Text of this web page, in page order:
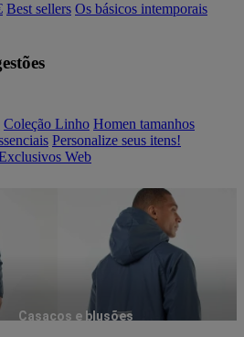
Best sellers Os básicos intemporais
Coleção Linho Homen tamanhos
Personalize seus itens!
Web
Casacos e blusões